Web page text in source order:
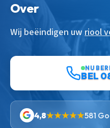
Over
Wij beëindigen uw riool
NU
BEL
4,8★★★★★581